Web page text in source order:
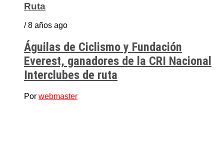
Ruta
/ 8 años ago
Águilas de Ciclismo y Fundación
Everest, ganadores de la CRI Nacional
Interclubes de ruta
Por webmaster